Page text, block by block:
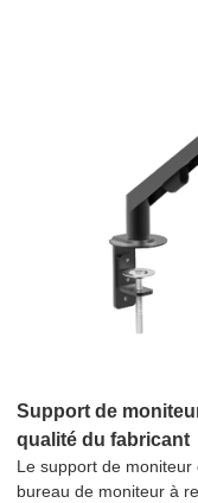
Support de
qualité du fabricant
Le support de
bureau de moniteur à